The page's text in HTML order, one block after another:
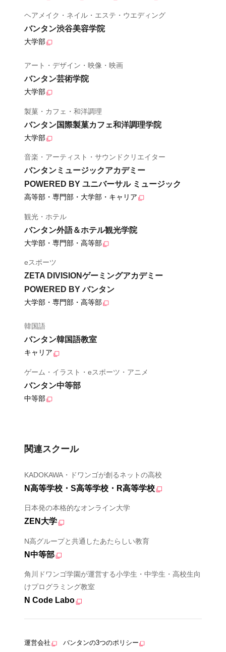
ヘアメイク・ネイル・エステ・ウエディング
バンタン渋谷美容学院
大学部
アート・デザイン・映像・映画
バンタン芸術学院
大学部
製菓・カフェ・和洋調理
バンタン国際製菓カフェ和洋調理学院
大学部
音楽・アーティスト・サウンドクリエイター
バンタンミュージックアカデミー
POWERED BY ユニバーサル ミュージック
高等部・専門部・大学部・キャリア
観光・ホテル
バンタン外語＆ホテル観光学院
大学部・専門部・高等部
eスポーツ
ZETA DIVISIONゲーミングアカデミー
POWERED BY バンタン
大学部・専門部・高等部
韓国語
バンタン韓国語教室
キャリア
ゲーム・イラスト・eスポーツ・アニメ
バンタン中等部
中等部
関連スクール
KADOKAWA・ドワンゴが創るネットの高校
N高等学校・S高等学校・R高等学校
日本発の本格的なオンライン大学
ZEN大学
N高グループと共通したあたらしい教育
N中等部
角川ドワンゴ学園が運営する小学生・中学生・高校生向
けプログラミング教室
N Code Labo
運営会社 バンタンの3つのポリシー